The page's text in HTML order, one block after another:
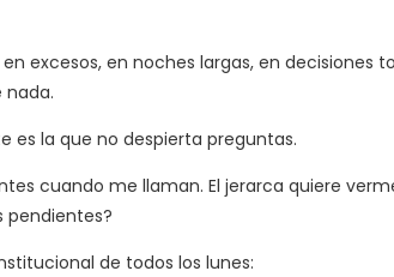
excesos, en noches largas, en decisiones
nada.
es la que no despierta preguntas.
cuando me llaman. El jerarca quiere
pendientes?
de todos los lunes: